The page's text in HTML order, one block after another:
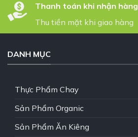
Thanh toán khi nhận hàng
Thu tiền mặt khi giao hàng
DANH MỤC
Thực Phẩm Chay
Sản Phẩm Organic
Sản Phẩm Ăn Kiêng